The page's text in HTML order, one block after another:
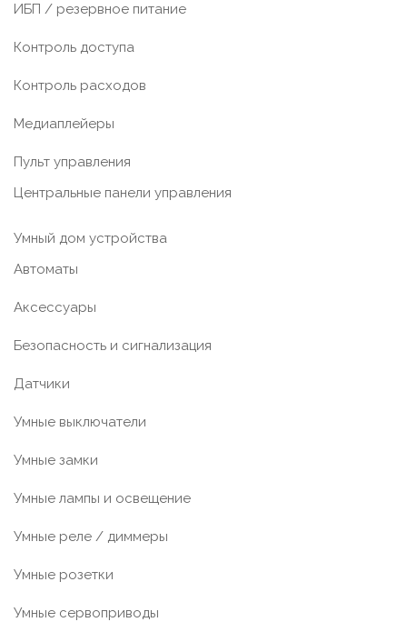
ИБП / резервное питание
Контроль доступа
Контроль расходов
Медиаплейеры
Пульт управления
Центральные панели управления
Умный дом устройства
Автоматы
Аксессуары
Безопасность и сигнализация
Датчики
Умные выключатели
Умные замки
Умные лампы и освещение
Умные реле / диммеры
Умные розетки
Умные сервоприводы